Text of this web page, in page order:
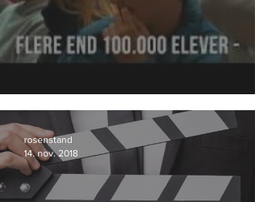
DrugRebels fortsætter
rosenstand
14. nov. 2018